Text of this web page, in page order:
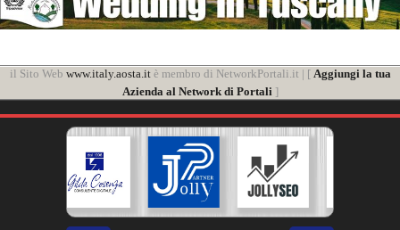
il Sito Web www.italy.aosta.itè membro di NetworkPortali.it | [ Aggiungi la tua
Azienda al Network di Portali]